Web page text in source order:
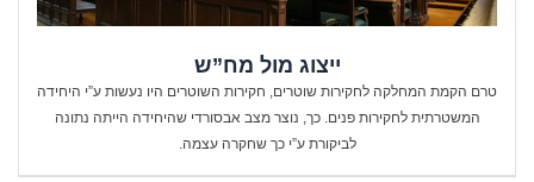
ייצוג מול מח”ש
טרם הקמת המחלקה לחקירות שוטרים, חקירות השוטרים היו נעשות ע”י היחידה
המשטרתית לחקירות פנים. כך, נוצר מצב אבסורדי שהיחידה הייתה נתונה
לביקורת ע”י כך שחקרה עצמה.